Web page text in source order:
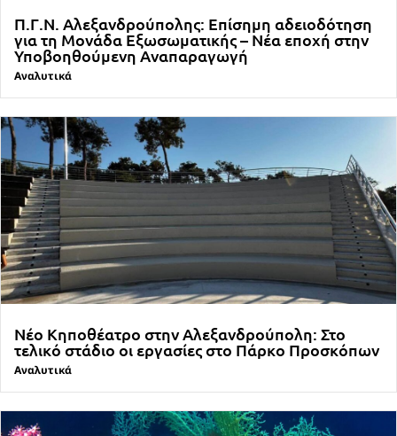
Π.Γ.Ν. Αλεξανδρούπολης: Επίσημη αδειοδότηση
για τη Μονάδα Εξωσωματικής – Νέα εποχή στην
Υποβοηθούμενη Αναπαραγωγή
Αναλυτικά
Νέο Κηποθέατρο στην Αλεξανδρούπολη: Στο
τελικό στάδιο οι εργασίες στο Πάρκο Προσκόπων
Αναλυτικά